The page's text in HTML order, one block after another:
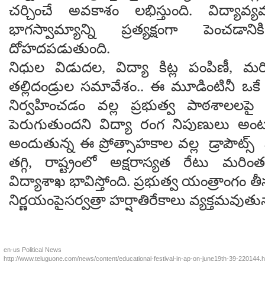
చర్చించే అవకాశం లభిస్తుంది.
భాగస్వామ్యాన్ని ప్రత్యక్షంగా
దోహదపడుతుంది.
నిధుల విడుదల, విద్యా కిట్ల పంపిణీ,
తల్లిదండ్రుల సమావేశం.. ఈ మూడింటినీ ఒకే
నిర్వహించడం వల్ల ప్రభుత్వ
పెరుగుతుందని విద్యా రంగ నిపుణులు
అందుతున్న ఈ ప్రోత్సాహకాల వల్ల
తగ్గి, రాష్ట్రంలో అక్షరాస్యత రేటు
విద్యాశాఖ భావిస్తోంది. ప్రభుత్వ యంత్రాంగం
నిర్ణయంపైసర్వత్రా హర్షాతిరేకాలు
en-us Political News
http://www.teluguone.com/news/content/educational-festival-in-ap-on-june19th-39-